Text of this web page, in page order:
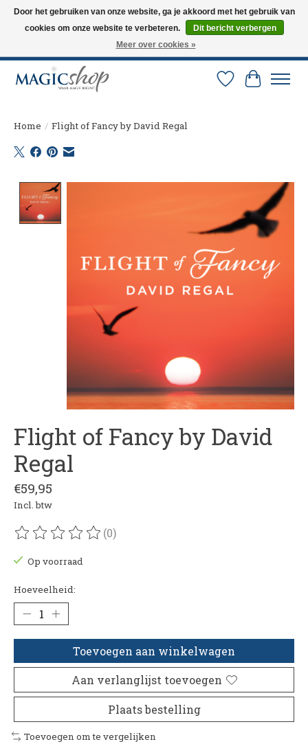
Altijd de nieuwste trucs op voorraad. Snelle verzending via PostNL en DHL.
Langskomen in onze winkel? Bel of mail om een afspraak te maken. 0251-
Verlanglijst
Home / Flight of Fancy by David Regal
Flight of Fancy by David
Regal
€59,95
Incl. btw
De beoordeling van dit product is
(0)
Op voorraad
Hoeveelheid:
Toevoegen aan winkelwagen
Aan verlanglijst toevoegen
Plaats bestelling
Toevoegen om te vergelijken
Door het gebruiken van onze website, ga je akkoord met het gebruik van
cookies om onze website te verbeteren.
Dit bericht verbergen
Meer over cookies »